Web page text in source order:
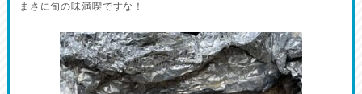
まさに旬の味満喫ですな！